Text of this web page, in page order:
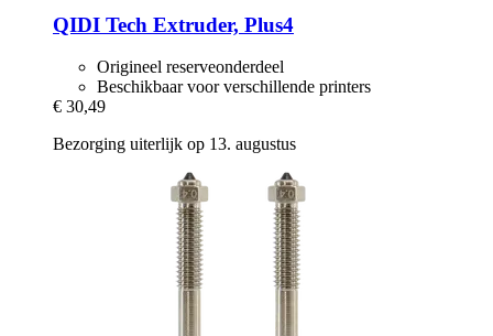
QIDI Tech Extruder, Plus4
Origineel reserveonderdeel
Beschikbaar voor verschillende printers
€ 30,49
Bezorging uiterlijk op 13. augustus